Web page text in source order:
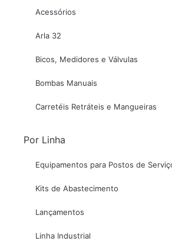
Acessórios
Arla 32
Bicos, Medidores e Válvulas
Bombas Manuais
Carretéis Retráteis e Mangueiras
Por Linha
Equipamentos para Postos de
Kits de Abastecimento
Lançamentos
Linha Industrial